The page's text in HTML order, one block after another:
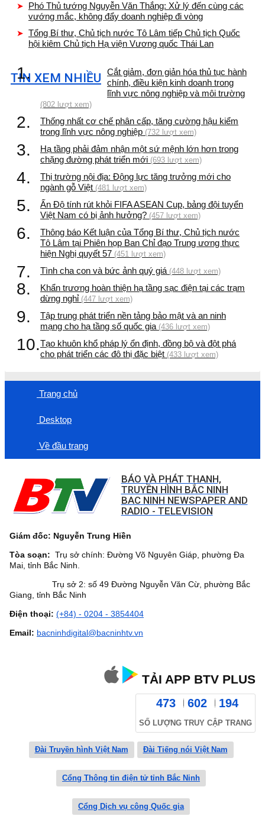
Phó Thủ tướng Nguyễn Văn Thắng: Xử lý đến cùng các
vướng mắc, không đẩy doanh nghiệp đi vòng
Tổng Bí thư, Chủ tịch nước Tô Lâm tiếp Chủ tịch Quốc
hội kiêm Chủ tịch Hạ viện Vương quốc Thái Lan
TIN XEM NHIỀU
1.
Cắt giảm, đơn giản hóa thủ tục hành
chính, điều kiện kinh doanh trong
lĩnh vực nông nghiệp và môi trường
(802 lượt xem)
2.
Thống nhất cơ chế phân cấp, tăng cường hậu kiểm
trong lĩnh vực nông nghiệp (732 lượt xem)
3.
Hạ tầng phải đảm nhận một sứ mệnh lớn hơn trong
chặng đường phát triển mới (693 lượt xem)
4.
Thị trường nội địa: Động lực tăng trưởng mới cho
ngành gỗ Việt (481 lượt xem)
5.
Ấn Độ tính rút khỏi FIFA ASEAN Cup, bảng đội tuyển
Việt Nam có bị ảnh hưởng? (457 lượt xem)
6.
Thông báo Kết luận của Tổng Bí thư, Chủ tịch nước
Tô Lâm tại Phiên họp Ban Chỉ đạo Trung ương thực
hiện Nghị quyết 57 (451 lượt xem)
7. Tình cha con và bức ảnh quý giá (448 lượt xem)
8.
Khẩn trương hoàn thiện hạ tầng sạc điện tại các trạm
dừng nghỉ (447 lượt xem)
9.
Tập trung phát triển nền tảng bảo mật và an ninh
mạng cho hạ tầng số quốc gia (436 lượt xem)
10.Tạo khuôn khổ pháp lý ổn định, đồng bộ và đột phá
cho phát triển các đô thị đặc biệt (433 lượt xem)
Trang chủ
Desktop
Về đầu trang
BÁO VÀ PHÁT THANH,
TRUYỀN HÌNH BẮC NINH
BAC NINH NEWSPAPER AND
RADIO - TELEVISION
Giám đốc: Nguyễn Trung Hiền
Tòa soạn: Trụ sở chính: Đường Võ Nguyên Giáp, phường Đa
Mai, tỉnh Bắc Ninh.
Trụ sở 2: số 49 Đường Nguyễn Văn Cừ, phường Bắc
Giang, tỉnh Bắc Ninh
Điện thoại: (+84) - 0204 - 3854404
Email: bacninhdigital@bacninhtv.vn
TẢI APP BTV PLUS
473 602 194
SỐ LƯỢNG TRUY CẬP TRANG
Đài Truyền hình Việt Nam Đài Tiếng nói Việt Nam
Cổng Thông tin điện tử tỉnh Bắc Ninh
Cổng Dịch vụ công Quốc gia